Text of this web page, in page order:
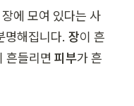
에 모여 있다는 사
명해집니다. 장이 흔
흔들리면 피부가 흔